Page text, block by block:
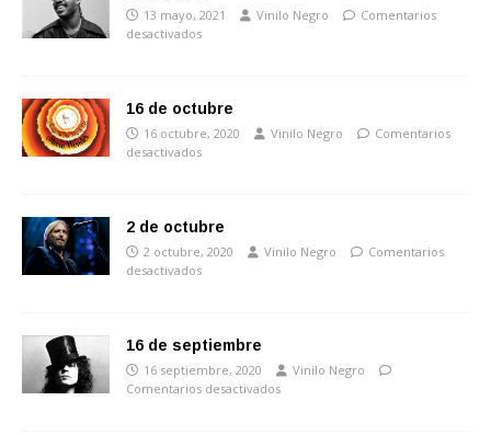
13 mayo, 2021 Vinilo Negro
Comentarios
desactivados
16 de octubre
16 octubre, 2020 Vinilo Negro
Comentarios
desactivados
2 de octubre
2 octubre, 2020 Vinilo Negro
Comentarios
desactivados
16 de septiembre
16 septiembre, 2020
Vinilo Negro
Comentarios desactivados